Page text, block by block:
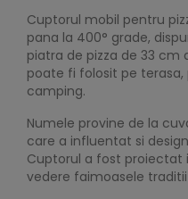
Cuptorul mobil pentru
pana la 400° grade,
piatra de pizza de 33 cm
poate fi folosit pe terasa,
camping.
Numele provine de la
care a influentat si
Cuptorul a fost proiectat
vedere faimoasele